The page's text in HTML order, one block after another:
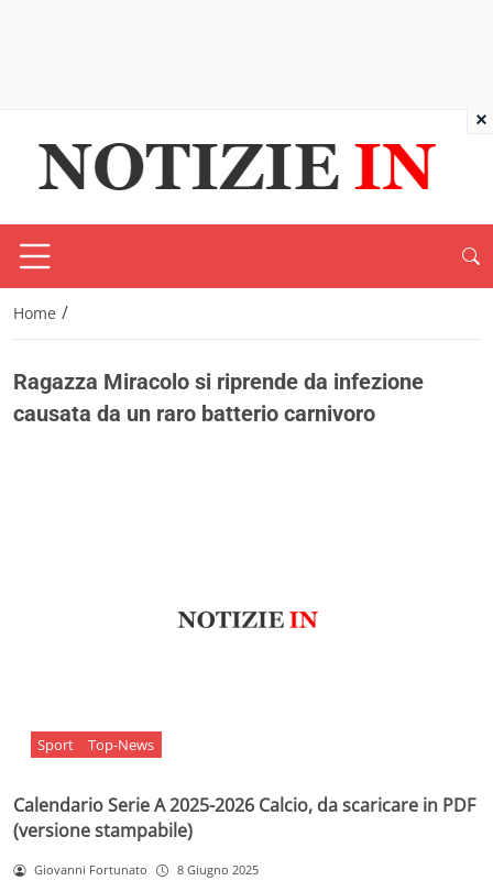
Home /
Ragazza Miracolo si riprende da infezione
causata da un raro batterio carnivoro
Sport Top-News
Calendario Serie A 2025-2026 Calcio, da scaricare in PDF
(versione stampabile)
Giovanni Fortunato 8 Giugno 2025
×